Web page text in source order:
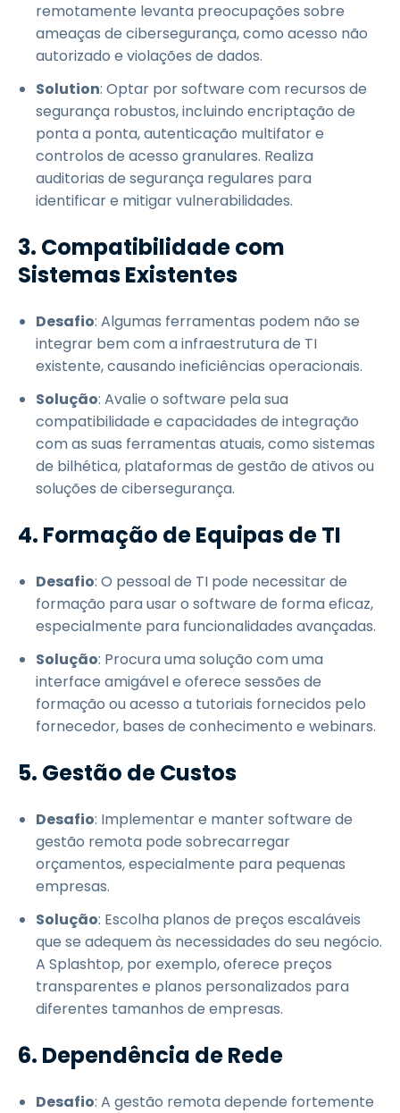
remotamente levanta preocupações sobre
ameaças de cibersegurança, como acesso não
autorizado e violações de dados.
Solution: Optar por software com recursos de
segurança robustos, incluindo encriptação de
ponta a ponta, autenticação multifator e
controlos de acesso granulares. Realiza
auditorias de segurança regulares para
identificar e mitigar vulnerabilidades.
3. Compatibilidade com
Sistemas Existentes
Desafio: Algumas ferramentas podem não se
integrar bem com a infraestrutura de TI
existente, causando ineficiências operacionais.
Solução: Avalie o software pela sua
compatibilidade e capacidades de integração
com as suas ferramentas atuais, como sistemas
de bilhética, plataformas de gestão de ativos ou
soluções de cibersegurança.
4. Formação de Equipas de TI
Desafio: O pessoal de TI pode necessitar de
formação para usar o software de forma eficaz,
especialmente para funcionalidades avançadas.
Solução: Procura uma solução com uma
interface amigável e oferece sessões de
formação ou acesso a tutoriais fornecidos pelo
fornecedor, bases de conhecimento e webinars.
5. Gestão de Custos
Desafio: Implementar e manter software de
gestão remota pode sobrecarregar
orçamentos, especialmente para pequenas
empresas.
Solução: Escolha planos de preços escaláveis
que se adequem às necessidades do seu negócio.
A Splashtop, por exemplo, oferece preços
transparentes e planos personalizados para
diferentes tamanhos de empresas.
6. Dependência de Rede
Desafio: A gestão remota depende fortemente